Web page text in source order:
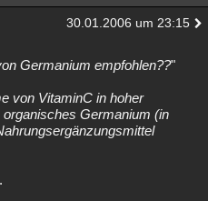
30.01.2006 um 23:15
Germanium empfohlen??"
von VitaminC in hoher
Germanium (in